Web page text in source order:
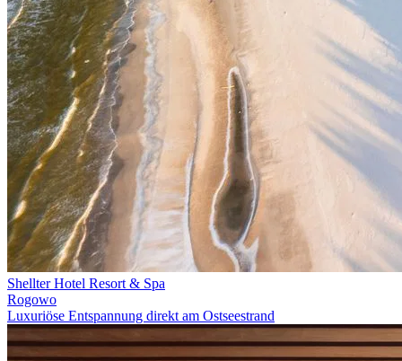
Shellter Hotel Resort & Spa
Rogowo
Luxuriöse Entspannung direkt am Ostseestrand